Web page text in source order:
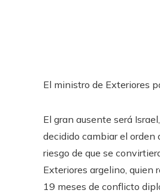
El ministro de Exteriores
El gran ausente será
decidido cambiar el orden
riesgo de que se
Exteriores argelino, quien
19 meses de conflicto